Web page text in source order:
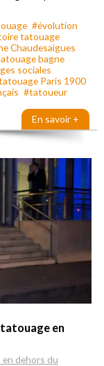
#évolution
tatouage
Chaudesaigues
bagne
sociales
Paris 1900
#tatoueur
En savoir +
en
dehors du